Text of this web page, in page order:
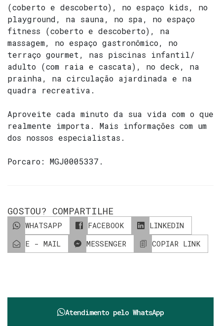
(coberto e descoberto), no espaço kids, no
playground, na sauna, no spa, no espaço
fitness (coberto e descoberto), na
massagem, no espaço gastronômico, no
terraço gourmet, nas piscinas infantil/
adulto (com raia e cascata), no deck, na
prainha, na circulação ajardinada e na
quadra recreativa.
Aproveite cada minuto da sua vida com o que
realmente importa. Mais informações com um
dos nossos especialistas.
Porcaro: MGJ0005337.
GOSTOU? COMPARTILHE
WHATSAPP FACEBOOK
LINKEDIN
E - MAIL
MESSENGER COPIAR LINK
Atendimento pelo WhatsApp